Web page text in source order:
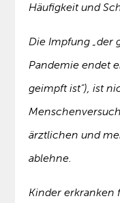
Häufigkeit und
Die Impfung „der
Pandemie endet
geimpft ist“), ist
ärztlichen und
ablehne.
Kinder erkranken